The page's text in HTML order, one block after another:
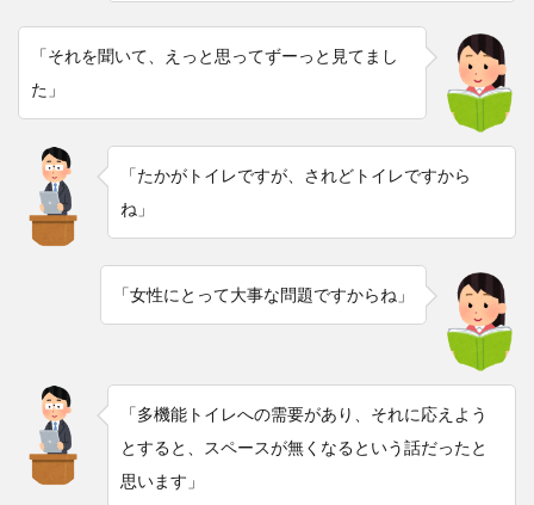
「それを聞いて、えっと思ってずーっと見てまし
た」
「たかがトイレですが、されどトイレですから
ね」
「女性にとって大事な問題ですからね」
「多機能トイレへの需要があり、それに応えよう
とすると、スペースが無くなるという話だったと
思います」